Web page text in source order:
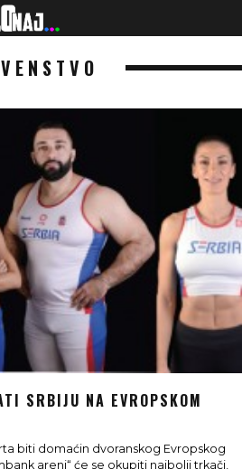
SRBIJU NA EVROPSKOM
biti domaćin dvoranskog Evropskog
areni“ će se okupiti najbolji trkači,